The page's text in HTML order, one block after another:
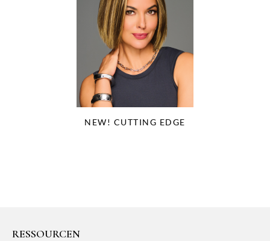
NEW! CUTTING EDGE
RESSOURCEN